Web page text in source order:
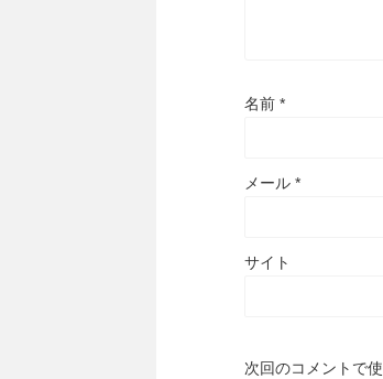
名前 *
メール *
サイト
次回のコメントで